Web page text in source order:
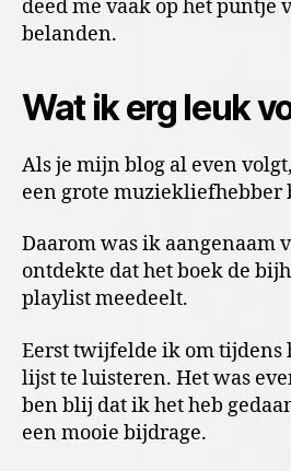
deed me vaak op het puntje
belanden.
Wat ik erg leuk
Als je mijn blog al even
een grote muziekliefhebber
Daarom was ik aangenaam
ontdekte dat het boek de
playlist meedeelt.
Eerst twijfelde ik om tijdens
lijst te luisteren. Het was
ben blij dat ik het heb
een mooie bijdrage.